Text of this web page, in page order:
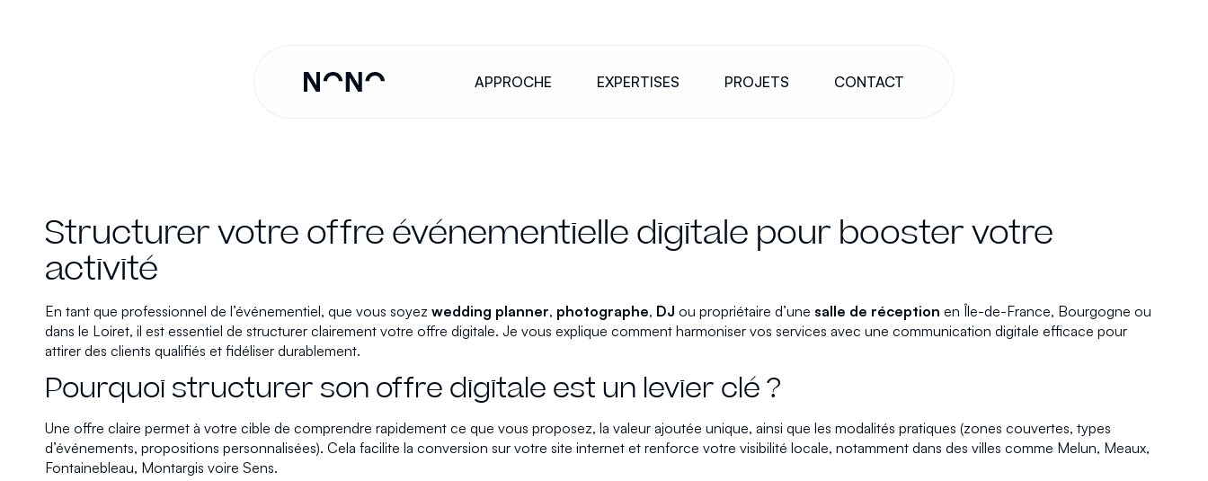
APPROCHE EXPERTISES PROJETS CONTACT
Structurer votre offre événementielle digitale pour booster votre
activité
En tant que professionnel de l’événementiel, que vous soyez wedding planner, photographe, DJ ou propriétaire d’une salle de réception en Île-de-France, Bourgogne ou
dans le Loiret, il est essentiel de structurer clairement votre offre digitale. Je vous explique comment harmoniser vos services avec une communication digitale efficace pour
attirer des clients qualifiés et fidéliser durablement.
Pourquoi structurer son offre digitale est un levier clé ?
Une offre claire permet à votre cible de comprendre rapidement ce que vous proposez, la valeur ajoutée unique, ainsi que les modalités pratiques (zones couvertes, types
d’événements, propositions personnalisées). Cela facilite la conversion sur votre site internet et renforce votre visibilité locale, notamment dans des villes comme Melun, Meaux,
Fontainebleau, Montargis voire Sens.